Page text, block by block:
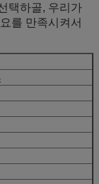
택하골, 우리가
를 만족시켜서